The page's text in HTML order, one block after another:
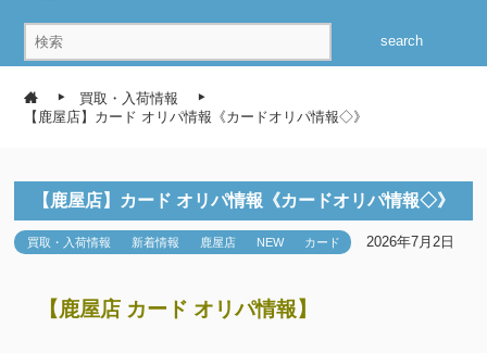
search
買取・入荷情報
【鹿屋店】カード オリパ情報《カードオリパ情報◇》
【鹿屋店】カード オリパ情報《カードオリパ情報◇》
買取・入荷情報 新着情報 鹿屋店 NEW カード 2026年7月2日
【鹿屋店 カード オリパ情報】